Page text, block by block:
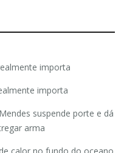
importa
importa
suspende porte e dá
arma